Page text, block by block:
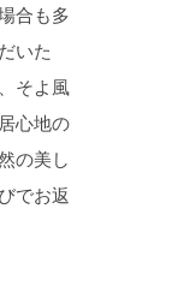
合も多
いた
そよ風
心地の
の美し
でお返